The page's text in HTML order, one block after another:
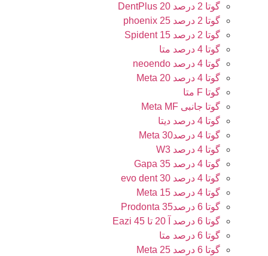
گوتا 2 درصد 20 DentPlus
گوتا 2 درصد 25 phoenix
گوتا 2 درصد 15 Spident
گوتا 4 درصد متا
گوتا 4 درصد neoendo
گوتا 4 درصد 20 Meta
گوتا F متا
گوتا جانبی Meta MF
گوتا 4 درصد دیتا
گوتا 4 درصد30 Meta
گوتا 4 درصد W3
گوتا 4 درصد 35 Gapa
گوتا 4 درصد 30 evo dent
گوتا 4 درصد 15 Meta
گوتا 6 درصد35 Prodonta
گوتا 6 درصد آ 20 تا 45 Eazi
گوتا 6 درصد متا
گوتا 6 درصد 25 Meta